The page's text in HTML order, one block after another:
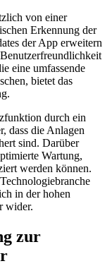
von einer
Erkennung der
der App erweitern
eine umfassende
bietet das
durch ein
dass die Anlagen
sind. Darüber
Wartung,
werden können.
in der hohen
wider.
zur